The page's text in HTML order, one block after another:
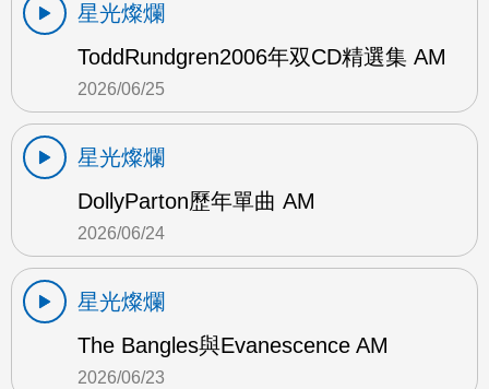
星光燦爛
ToddRundgren2006年双CD精選集 AM
2026/06/25
星光燦爛
DollyParton歷年單曲 AM
2026/06/24
星光燦爛
The Bangles與Evanescence AM
2026/06/23